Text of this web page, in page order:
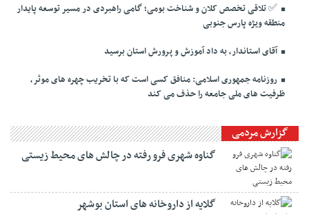
✅️ تلاقی تخصص کلان و شناخت بومی؛ گامی راهبردی در مسیر توسعه پایدار
منطقه ویژه پارس جنوبی
آقای استاندار، به داد آموزش و پرورش استان برسید
روزنامه جمهوری اسلامی: منافق کسی است که با تخریب چهره های موثر،
ظرفیت های ملی جامعه را حذف می کند
گزارش مردمی
گناوه شهری فرو رفته در چالش های محیط زیستی
گلایه از داروخانه های استان بوشهر